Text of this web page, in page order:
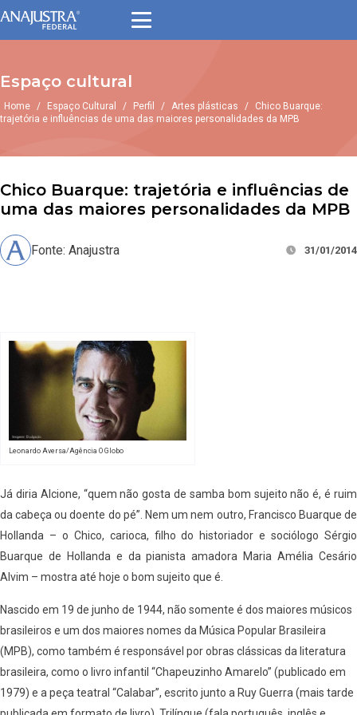
Espaço cultural
Home / Espaço Cultural / Perfil / Artes plásticas /
Chico Buarque:
trajetória e influências de uma das maiores personalidades da MPB
Chico Buarque: trajetória e influências de
uma das maiores personalidades da MPB
Fonte: Anajustra 31/01/2014
Leonardo Aversa/Agência O Globo
Já diria Alcione, “quem não gosta de samba bom sujeito não é, é ruim
da cabeça ou doente do pé”. Nem um nem outro, Francisco Buarque de
Hollanda – o Chico, carioca, filho do historiador e sociólogo Sérgio
Buarque de Hollanda e da pianista amadora Maria Amélia Cesário
Alvim – mostra até hoje o bom sujeito que é.
Nascido em 19 de junho de 1944, não somente é dos maiores músicos
brasileiros e um dos maiores nomes da Música Popular Brasileira
(MPB), como também é responsável por obras clássicas da literatura
brasileira, como o livro infantil “Chapeuzinho Amarelo” (publicado em
1979) e a peça teatral “Calabar”, escrito junto a Ruy Guerra (mais tarde